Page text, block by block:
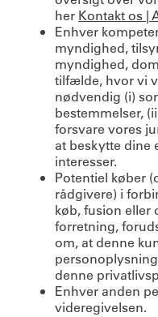
her Kontakt os |
Enhver
myndighed,
myndighed,
tilfælde, hvor vi
nødvendig (i)
bestemmelser,
forsvare vores
at beskytte dine
interesser.
Potentiel køber
rådgivere) i
køb, fusion eller
forretning,
om, at denne
denne
Enhver anden
videregivelsen.